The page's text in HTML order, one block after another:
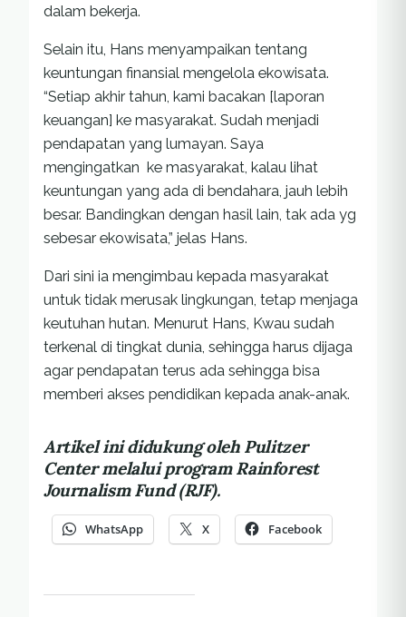
dalam bekerja.
Selain itu, Hans menyampaikan tentang
keuntungan finansial mengelola ekowisata.
“Setiap akhir tahun, kami bacakan [laporan
keuangan] ke masyarakat. Sudah menjadi
pendapatan yang lumayan. Saya
mengingatkan ke masyarakat, kalau lihat
keuntungan yang ada di bendahara, jauh lebih
besar. Bandingkan dengan hasil lain, tak ada yg
sebesar ekowisata,” jelas Hans.
Dari sini ia mengimbau kepada masyarakat
untuk tidak merusak lingkungan, tetap menjaga
keutuhan hutan. Menurut Hans, Kwau sudah
terkenal di tingkat dunia, sehingga harus dijaga
agar pendapatan terus ada sehingga bisa
memberi akses pendidikan kepada anak-anak.
Artikel ini didukung oleh Pulitzer
Center melalui program Rainforest
Journalism Fund(RJF).
WhatsApp X Facebook